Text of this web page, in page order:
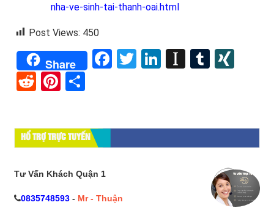
nha-ve-sinh-tai-thanh-oai.html
Post Views: 450
Share Facebook
TwitterLinkedInTumblr
RedditPinterest
HỔ TRỢ TRỰC TUYẾN
Tư Vấn Khách Quận 1
0835748593 - Mr - Thuận